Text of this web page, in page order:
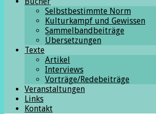
Selbstbestimmte Norm
Kulturkampf und Gewissen
Sammelbandbeiträge
Übersetzungen
Texte
Artikel
Interviews
Vorträge/Redebeiträge
Veranstaltungen
Links
Kontakt